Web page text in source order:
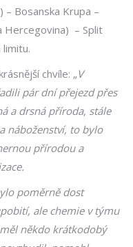
– Bosanska Krupa –
Hercegovina) – Split
chvíle: „V
pár dní přejezd přes
a drsná příroda, stále
náboženství, to bylo
přírodou a
poměrně dost
ale chemie v týmu
někdo krátkodobý